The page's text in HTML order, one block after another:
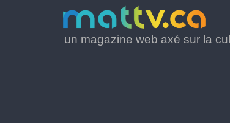
un magazine web axé sur la